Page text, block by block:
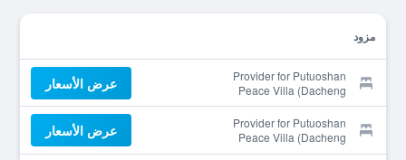
مزود
Provider for Putuoshan
Peace Villa (Dacheng
Temple)
عرض الأسعار
Provider for Putuoshan
Peace Villa (Dacheng
Temple)
عرض الأسعار